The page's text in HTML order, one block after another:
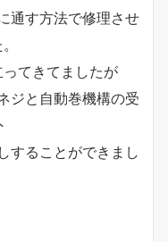
通す方法で修理させ
てきてましたが
ジと自動巻機構の受
することができまし